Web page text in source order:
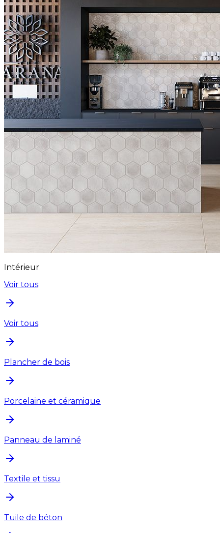
Intérieur
Voir tous
Voir tous
Plancher de bois
Porcelaine et céramique
Panneau de laminé
Textile et tissu
Tuile de béton